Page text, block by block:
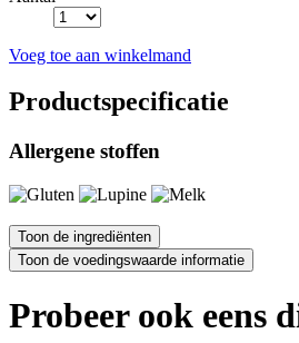
Voeg toe aan winkelmand
Productspecificatie
Allergene stoffen
Probeer ook eens